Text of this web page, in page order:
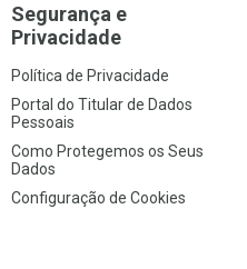
Segurança e
Privacidade
Política de Privacidade
Portal do Titular de Dados
Pessoais
Como Protegemos os Seus
Dados
Configuração de Cookies